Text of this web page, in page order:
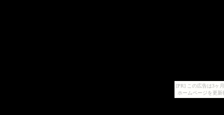
[PR] この広告は3ヶ
ホームページを更